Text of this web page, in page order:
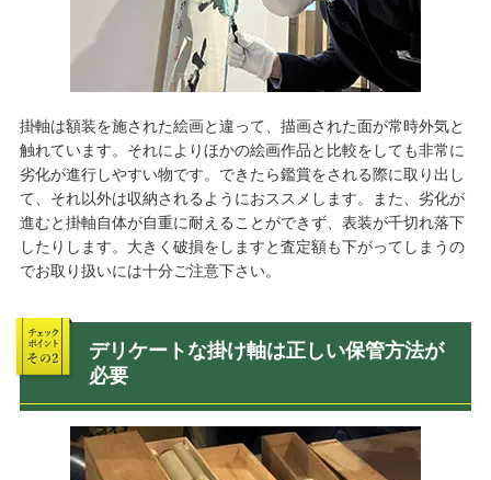
掛軸は額装を施された絵画と違って、描画された面が常時外気と
触れています。それによりほかの絵画作品と比較をしても非常に
劣化が進行しやすい物です。できたら鑑賞をされる際に取り出し
て、それ以外は収納されるようにおススメします。また、劣化が
進むと掛軸自体が自重に耐えることができず、表装が千切れ落下
したりします。大きく破損をしますと査定額も下がってしまうの
でお取り扱いには十分ご注意下さい。
デリケートな掛け軸は正しい保管方法が
必要